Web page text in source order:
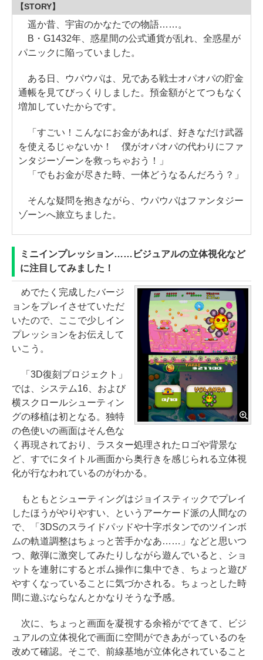
【STORY】
遥か昔、宇宙のかなたでの物語……。
B・G1432年、惑星間の公式通貨が乱れ、全惑星が
パニックに陥っていました。
ある日、ウパウパは、兄である戦士オパオパの貯金
通帳を見てびっくりしました。預金額がとてつもなく
増加していたからです。
「すごい！こんなにお金があれば、好きなだけ武器
を使えるじゃないか！ 僕がオパオパの代わりにファ
ンタジーゾーンを救っちゃおう！」
「でもお金が尽きた時、一体どうなるんだろう？」
そんな疑問を抱きながら、ウパウパはファンタジー
ゾーンへ旅立ちました。
ミニインプレッション……ビジュアルの立体視化など
に注目してみました！
めでたく完成したバージ
ョンをプレイさせていただ
いたので、ここで少しイン
プレッションをお伝えして
いこう。
「3D復刻プロジェクト」
では、システム16、および
横スクロールシューティン
グの移植は初となる。独特
の色使いの画面はそん色な
く再現されており、ラスター処理されたロゴや背景な
ど、すでにタイトル画面から奥行きを感じられる立体視
化が行なわれているのがわかる。
もともとシューティングはジョイスティックでプレイ
したほうがやりやすい、というアーケード派の人間なの
で、「3DSのスライドパッドや十字ボタンでのツインボ
ムの軌道調整はちょっと苦手かなあ……」などと思いつ
つ、敵弾に激突してみたりしながら遊んでいると、ショ
ットを連射にするとボム操作に集中でき、ちょっと遊び
やすくなっていることに気づかされる。ちょっとした時
間に遊ぶならなんとかなりそうな予感。
次に、ちょっと画面を凝視する余裕がでてきて、ビジ
ュアルの立体視化で画面に空間ができあがっているのを
改めて確認。そこで、前線基地が立体化されていること